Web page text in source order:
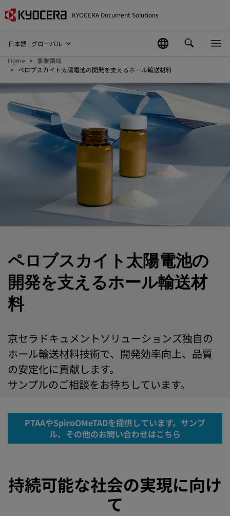
KYOCERA Document Solutions
日本語 | グローバル
Home
事業領域
ペロブスカイト太陽電池の開発を支えるホール輸送材料
ペロブスカイト太陽電池の
開発を支えるホール輸送材
料
京セラドキュメントソリューションズ独自の
ホール輸送材料技術で、開発効率向上、品質
の安定化に貢献します。
サンプルのご相談をお待ちしています。
PTAAやSpiroOMeTADを提供しています。サンプ
ル、その他のお問い合わせはこちら
持続可能な社会の実現に向け
て